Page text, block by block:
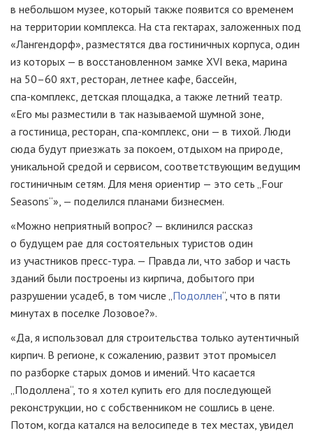
в небольшом музее, который также появится со временем
на территории комплекса. На ста гектарах, заложенных под
«Лангендорф», разместятся два гостиничных корпуса, один
из которых — в восстановленном замке XVI века, марина
на 50–60 яхт, ресторан, летнее кафе, бассейн,
спа-комплекс, детская площадка, а также летний театр.
«Его мы разместили в так называемой шумной зоне,
а гостиница, ресторан, спа-комплекс, они — в тихой. Люди
сюда будут приезжать за покоем, отдыхом на природе,
уникальной средой и сервисом, соответствующим ведущим
гостиничным сетям. Для меня ориентир — это сеть „Four
Seasons“», — поделился планами бизнесмен.
«Можно неприятный вопрос? — вклинился рассказ
о будущем рае для состоятельных туристов один
из участников пресс-тура. — Правда ли, что забор и часть
зданий были построены из кирпича, добытого при
разрушении усадеб, в том числе „Подоллен“, что в пяти
минутах в поселке Лозовое?».
«Да, я использовал для строительства только аутентичный
кирпич. В регионе, к сожалению, развит этот промысел
по разборке старых домов и имений. Что касается
„Подоллена“, то я хотел купить его для последующей
реконструкции, но с собственником не сошлись в цене.
Потом, когда катался на велосипеде в тех местах, увидел